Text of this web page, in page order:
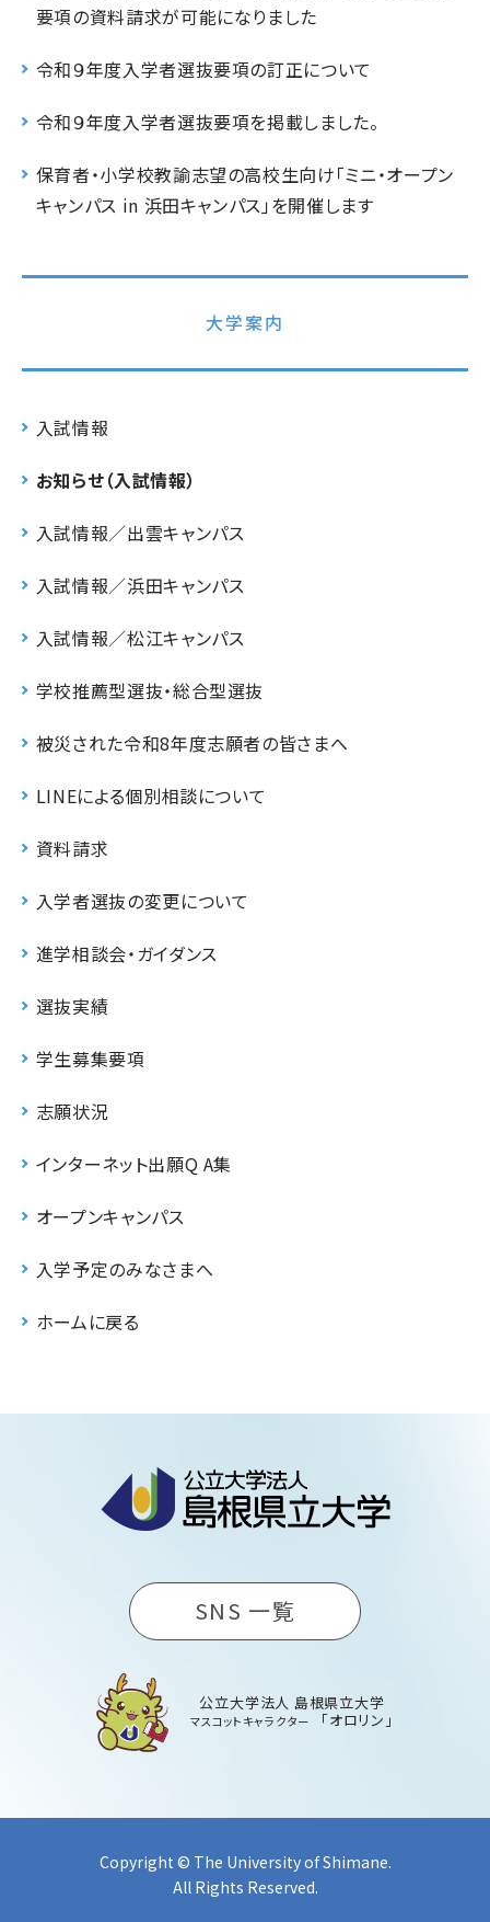
要項の資料請求が可能になりました
令和９年度入学者選抜要項の訂正について
令和９年度入学者選抜要項を掲載しました。
保育者・小学校教諭志望の高校生向け「ミニ・オープン
キャンパス in 浜田キャンパス」を開催します
大学案内
入試情報
お知らせ（入試情報）
入試情報／出雲キャンパス
入試情報／浜田キャンパス
入試情報／松江キャンパス
学校推薦型選抜・総合型選抜
被災された令和8年度志願者の皆さまへ
LINEによる個別相談について
資料請求
入学者選抜の変更について
進学相談会・ガイダンス
選抜実績
学生募集要項
志願状況
インターネット出願Q A集
オープンキャンパス
入学予定のみなさまへ
ホームに戻る
SNS 一覧
公立大学法人 島根県立大学
マスコットキャラクター 「オロリン」
Copyright © The University of Shimane.
All Rights Reserved.